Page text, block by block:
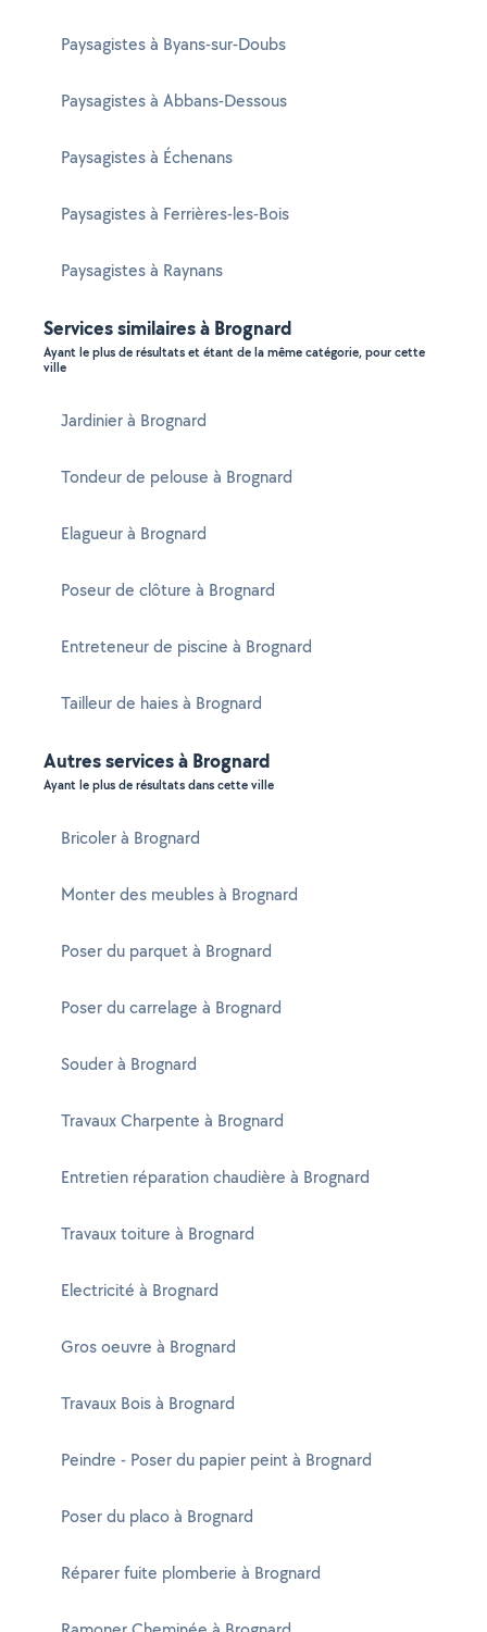
Paysagistes à Byans-sur-Doubs
Paysagistes à Abbans-Dessous
Paysagistes à Échenans
Paysagistes à Ferrières-les-Bois
Paysagistes à Raynans
Services similaires à Brognard
Ayant le plus de résultats et étant de la même catégorie, pour cette
ville
Jardinier à Brognard
Tondeur de pelouse à Brognard
Elagueur à Brognard
Poseur de clôture à Brognard
Entreteneur de piscine à Brognard
Tailleur de haies à Brognard
Autres services à Brognard
Ayant le plus de résultats dans cette ville
Bricoler à Brognard
Monter des meubles à Brognard
Poser du parquet à Brognard
Poser du carrelage à Brognard
Souder à Brognard
Travaux Charpente à Brognard
Entretien réparation chaudière à Brognard
Travaux toiture à Brognard
Electricité à Brognard
Gros oeuvre à Brognard
Travaux Bois à Brognard
Peindre - Poser du papier peint à Brognard
Poser du placo à Brognard
Réparer fuite plomberie à Brognard